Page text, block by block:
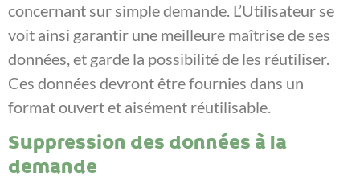
concernant sur simple demande. L’Utilisateur se
voit ainsi garantir une meilleure maîtrise de ses
données, et garde la possibilité de les réutiliser.
Ces données devront être fournies dans un
format ouvert et aisément réutilisable.
Suppression des données à la
demande